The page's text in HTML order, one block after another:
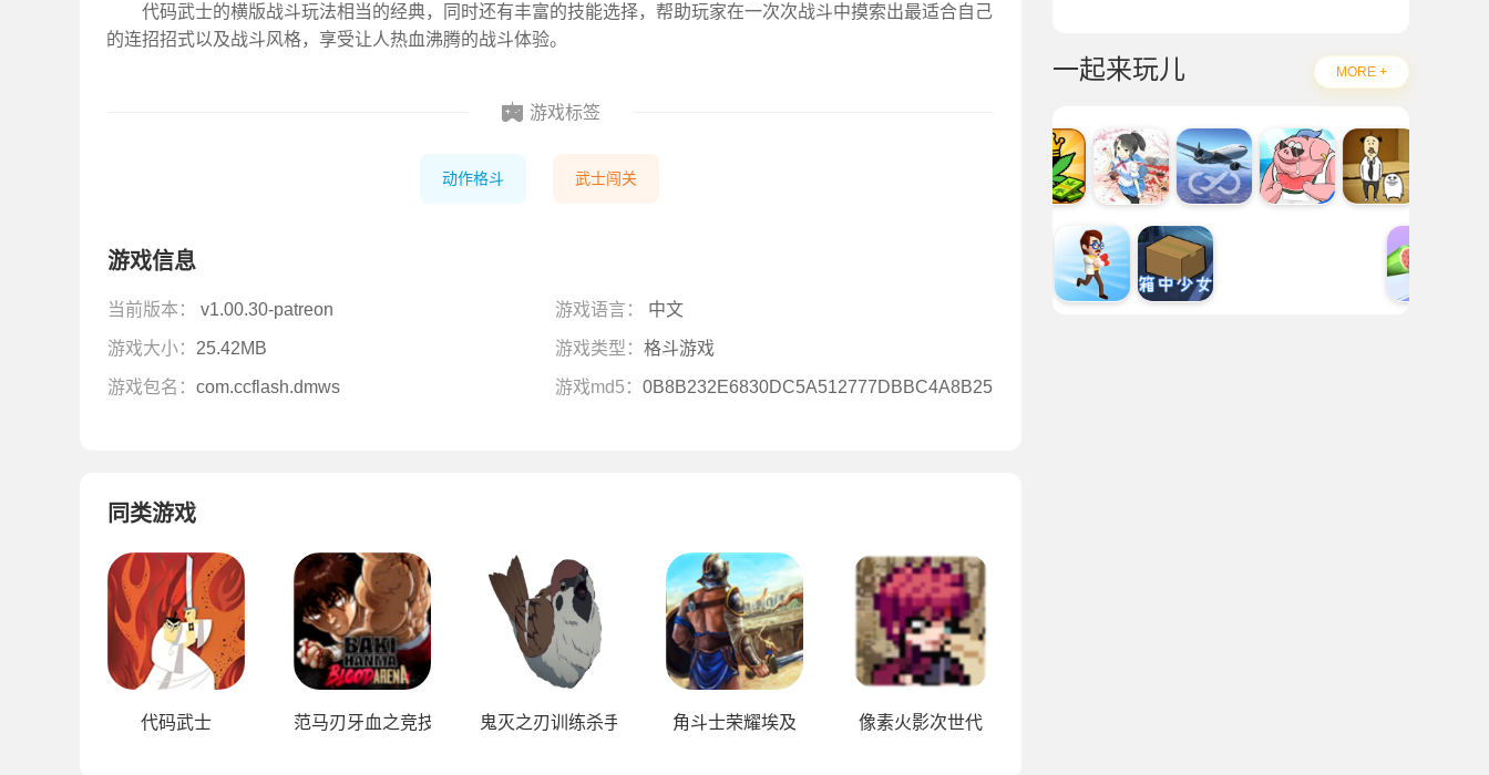
代码武士的横版战斗玩法相当的经典，同时还有丰富的技能选择，帮助玩家在一次次战斗中摸索出最适合自己
的连招招式以及战斗风格，享受让人热血沸腾的战斗体验。
游戏标签
动作格斗 武士闯关
游戏信息
当前版本： v1.00.30-patreon 游戏语言： 中文
游戏大小： 25.42MB 游戏类型： 格斗游戏
游戏包名： com.ccflash.dmws 游戏md5： 0B8B232E6830DC5A512777DBBC4A8B25
同类游戏
代码武士 范马刃牙血之竞技场 鬼灭之刃训练杀手 角斗士荣耀埃及 像素火影次世代
一起来玩儿 MORE +